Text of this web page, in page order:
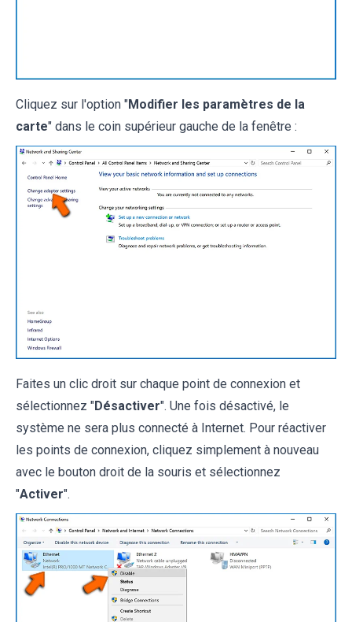
Cliquez sur l'option "Modifier les paramètres de la
carte" dans le coin supérieur gauche de la fenêtre :
Faites un clic droit sur chaque point de connexion et
sélectionnez "Désactiver". Une fois désactivé, le
système ne sera plus connecté à Internet. Pour réactiver
les points de connexion, cliquez simplement à nouveau
avec le bouton droit de la souris et sélectionnez
"Activer".